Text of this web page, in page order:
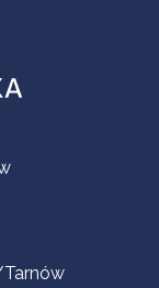
Tarnów